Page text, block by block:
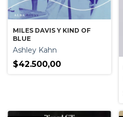
MILES DAVIS Y KIND OF
BLUE
Ashley Kahn
$42.500,00